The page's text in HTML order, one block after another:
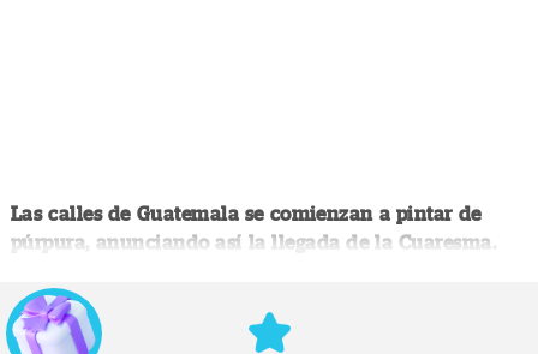
Las calles de Guatemala se comienzan a pintar de
púrpura, anunciando así la llegada de la Cuaresma.